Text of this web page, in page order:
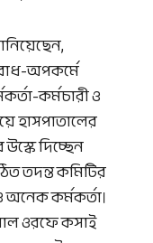
অপকর্মে
কর্মচারী ও
হাসপাতালের
দিচ্ছেন
তদন্ত কমিটির
কর্মকর্তা।
ওরফে কসাই